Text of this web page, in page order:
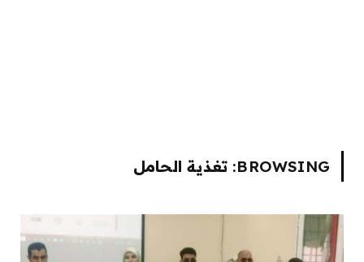
BROWSING: تغذية الحامل